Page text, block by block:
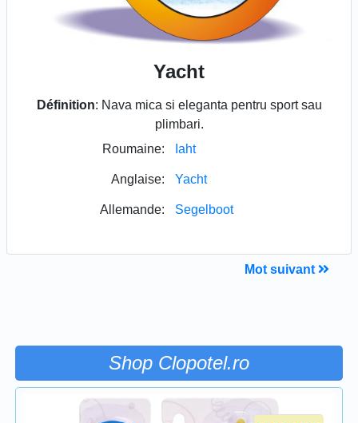
Yacht
Définition: Nava mica si eleganta pentru sport sau
plimbari.
Roumaine:
Iaht
Anglaise: Yacht
Allemande: Segelboot
Mot suivant
Shop Clopotel.ro